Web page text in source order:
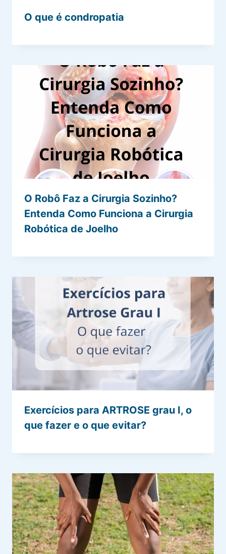
O que é condropatia
O Robô Faz a Cirurgia Sozinho?
Entenda Como Funciona a Cirurgia
Robótica de Joelho
Exercícios para ARTROSE grau I, o
que fazer e o que evitar?